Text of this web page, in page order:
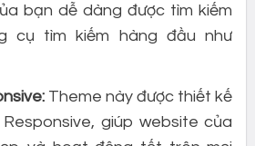
bạn dễ dàng được tìm kiếm
cụ tìm kiếm hàng đầu như
Theme này được thiết kế
giúp website của